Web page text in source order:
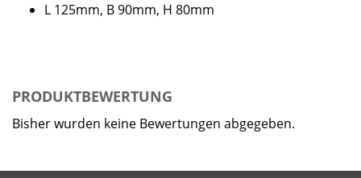
L 125mm, B 90mm, H 80mm
PRODUKTBEWERTUNG
Bisher wurden keine Bewertungen abgegeben.